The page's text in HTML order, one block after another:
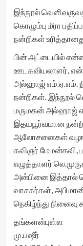
இந்நூல்
கொழும்பு மீரா
நன்றிகள்
பின் அட்டையில்
ஊடகவியலாளர்,
அல்ஹாஜ் எம்.ஏ.எம்.
நன்றிகள். இந்நூல்
மருமகன் அல்ஹாஜ்
இதயபூர்வமான
ஆலோசனைகள்
கவிஞர் மேமன்கவி,
எழுத்தாளர்
அன்பினை இத்தால்
வாசகர்கள்,
நெகிழ்ந்து நினைவு
தங்களன்புள்ள
மு.பஷீர்